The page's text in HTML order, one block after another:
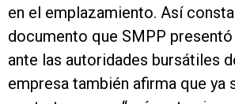
en el emplazamiento. Así consta
documento que SMPP
ante las autoridades bursátiles
empresa también afirma que ya